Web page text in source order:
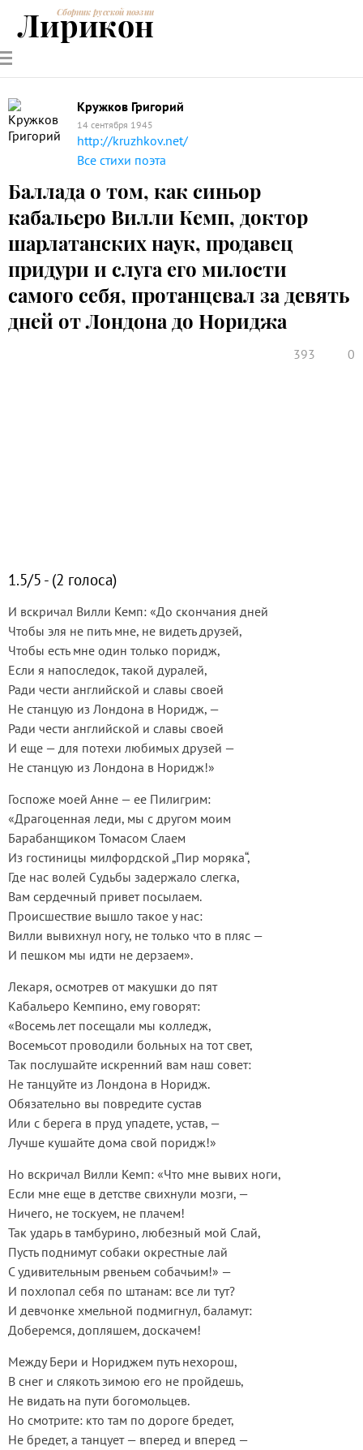
РУССКИЕ
ПОЭТЫ
СОВРЕМЕННИКИЭНЦИКЛОПЕДИЯ
ПОЭЗИИ
Сборник русской поэзии
Лирикон
Кружков Григорий
14 сентября 1945
http://kruzhkov.net/
Все стихи поэта
Баллада о том, как синьор
кабальеро Вилли Кемп, доктор
шарлатанских наук, продавец
придури и слуга его милости
самого себя, протанцевал за девять
дней от Лондона до Нориджа
393 0
1.5/5 - (2 голоса)
И вскричал Вилли Кемп: «До скончания дней
Чтобы эля не пить мне, не видеть друзей,
Чтобы есть мне один только поридж,
Если я напоследок, такой дуралей,
Ради чести английской и славы своей
Не станцую из Лондона в Норидж, —
Ради чести английской и славы своей
И еще — для потехи любимых друзей —
Не станцую из Лондона в Норидж!»
Госпоже моей Анне — ее Пилигрим:
«Драгоценная леди, мы с другом моим
Барабанщиком Томасом Слаем
Из гостиницы милфордской „Пир моряка“,
Где нас волей Судьбы задержало слегка,
Вам сердечный привет посылаем.
Происшествие вышло такое у нас:
Вилли вывихнул ногу, не только что в пляс —
И пешком мы идти не дерзаем».
Лекаря, осмотрев от макушки до пят
Кабальеро Кемпино, ему говорят:
«Восемь лет посещали мы колледж,
Восемьсот проводили больных на тот свет,
Так послушайте искренний вам наш совет:
Не танцуйте из Лондона в Норидж.
Обязательно вы повредите сустав
Или с берега в пруд упадете, устав, —
Лучше кушайте дома свой поридж!»
Но вскричал Вилли Кемп: «Что мне вывих ноги,
Если мне еще в детстве свихнули мозги, —
Ничего, не тоскуем, не плачем!
Так ударь в тамбурино, любезный мой Слай,
Пусть поднимут собаки окрестные лай
С удивительным рвеньем собачьим!» —
И похлопал себя по штанам: все ли тут?
И девчонке хмельной подмигнул, баламут:
Доберемся, допляшем, доскачем!
Между Бери и Нориджем путь нехорош,
В снег и слякоть зимою его не пройдешь,
Не видать на пути богомольцев.
Но смотрите: кто там по дороге бредет,
Не бредет, а танцует — вперед и вперед —